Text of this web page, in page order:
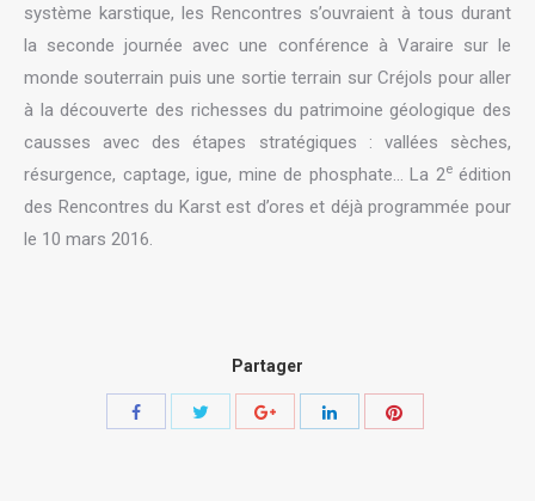
système karstique, les Rencontres s’ouvraient à tous durant
la seconde journée avec une conférence à Varaire sur le
monde souterrain puis une sortie terrain sur Créjols pour aller
à la découverte des richesses du patrimoine géologique des
causses avec des étapes stratégiques : vallées sèches,
résurgence, captage, igue, mine de phosphate… La 2eédition
des Rencontres du Karst est d’ores et déjà programmée pour
le 10 mars 2016.
Partager
Share Share Share
Share